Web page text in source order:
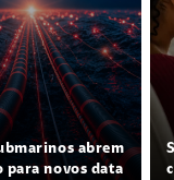
abrem
para novos data